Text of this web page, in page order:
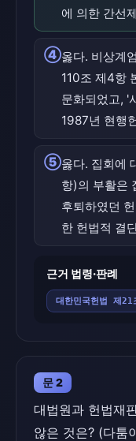
에 의한 간선
④옳다. 비상계
110조 제4항
문화되었고, '
1987년 현행
⑤옳다. 집회에
항)의 부활은
후퇴하였던
한 헌법적 결
근거 법령·판례
대한민국헌법 제21
문 2
대법원과 헌법재
않은 것은? (다툼